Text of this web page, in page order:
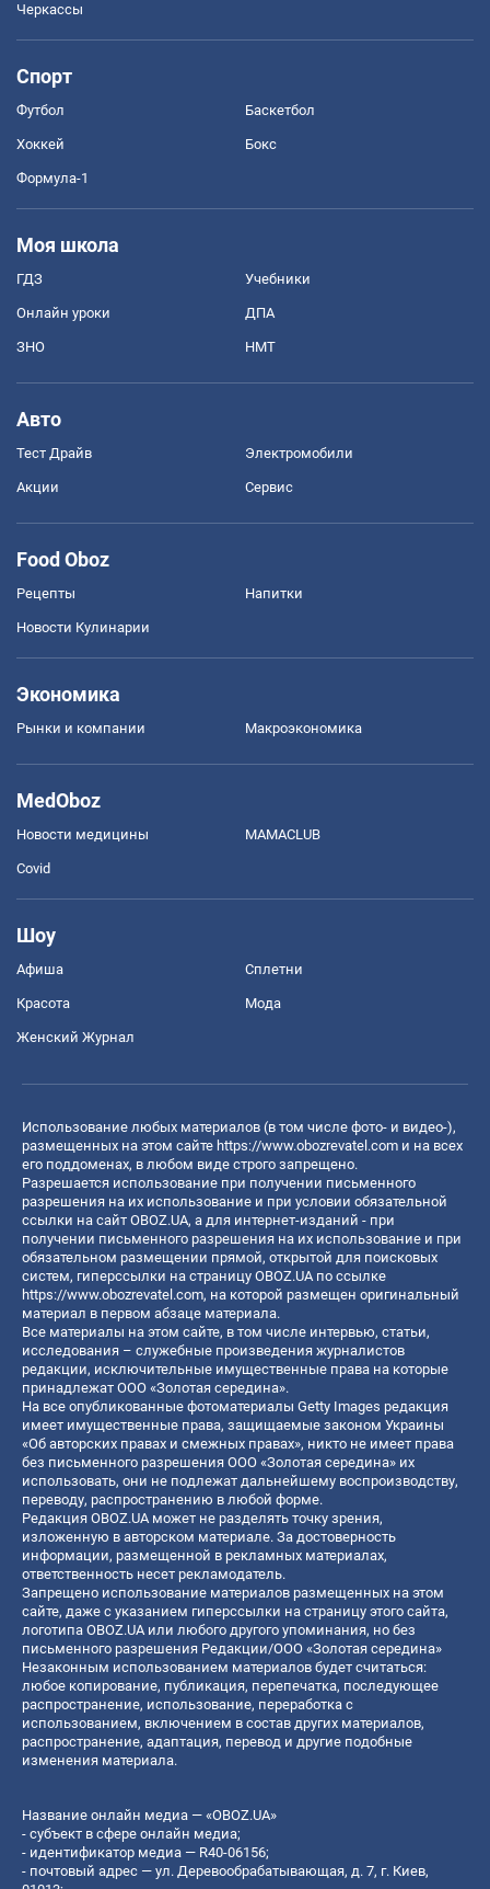
Черкассы
Спорт
Футбол Баскетбол
Хоккей Бокс
Формула-1
Моя школа
ГДЗ Учебники
Онлайн уроки ДПА
ЗНО НМТ
Авто
Тест Драйв Электромобили
Акции Сервис
Food Oboz
Рецепты Напитки
Новости Кулинарии
Экономика
Рынки и компании Mакроэкономика
MedOboz
Новости медицины MAMACLUB
Covid
Шоу
Афиша Сплетни
Красота Мода
Женский Журнал
Использование любых материалов (в том числе фото- и видео-),
размещенных на этом сайте https://www.obozrevatel.com и на всех
его поддоменах, в любом виде строго запрещено.
Разрешается использование при получении письменного
разрешения на их использование и при условии обязательной
ссылки на сайт OBOZ.UA, а для интернет-изданий - при
получении письменного разрешения на их использование и при
обязательном размещении прямой, открытой для поисковых
систем, гиперссылки на страницу OBOZ.UA по ссылке
https://www.obozrevatel.com, на которой размещен оригинальный
материал в первом абзаце материала.
Все материалы на этом сайте, в том числе интервью, статьи,
исследования – служебные произведения журналистов
редакции, исключительные имущественные права на которые
принадлежат ООО «Золотая середина».
На все опубликованные фотоматериалы Getty Images редакция
имеет имущественные права, защищаемые законом Украины
«Об авторских правах и смежных правах», никто не имеет права
без письменного разрешения ООО «Золотая середина» их
использовать, они не подлежат дальнейшему воспроизводству,
переводу, распространению в любой форме.
Редакция OBOZ.UA может не разделять точку зрения,
изложенную в авторском материале. За достоверность
информации, размещенной в рекламных материалах,
ответственность несет рекламодатель.
Запрещено использование материалов размещенных на этом
сайте, даже с указанием гиперссылки на страницу этого сайта,
логотипа OBOZ.UA или любого другого упоминания, но без
письменного разрешения Редакции/ООО «Золотая середина»
Незаконным использованием материалов будет считаться:
любое копирование, публикация, перепечатка, последующее
распространение, использование, переработка с
использованием, включением в состав других материалов,
распространение, адаптация, перевод и другие подобные
изменения материала.
Название онлайн медиа — «OBOZ.UA»
- субъект в сфере онлайн медиа;
- идентификатор медиа — R40-06156;
- почтовый адрес — ул. Деревообрабатывающая, д. 7, г. Киев,